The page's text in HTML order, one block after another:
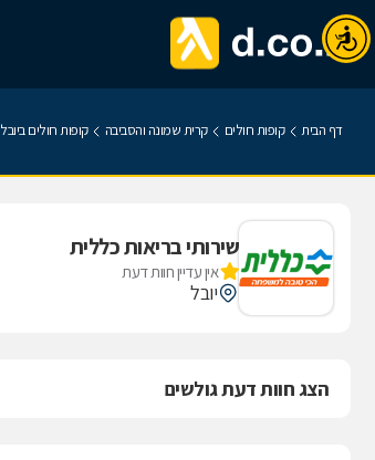
דף הבית קופות חולים קרית שמונה והסביבה קופות חולים ביובל
שירותי בריאות כללית
אין עדיין חוות דעת
יובל
הצג חוות דעת גולשים